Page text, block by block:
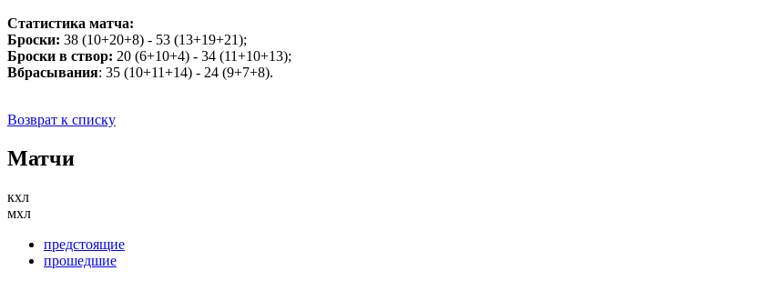
Статистика матча:
Броски: 38 (10+20+8) - 53 (13+19+21);
Броски в створ: 20 (6+10+4) - 34 (11+10+13);
Вбрасывания: 35 (10+11+14) - 24 (9+7+8).
Возврат к списку
Матчи
кхл
мхл
предстоящие
прошедшие